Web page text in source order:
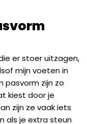
er stoer uitzagen,
mijn voeten in
pasvorm zijn zo
kiest door je
zijn ze vaak iets
als je extra steun